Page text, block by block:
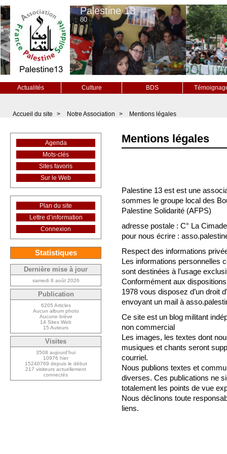
Palestine 13
80
Actualités Culture BDS
Accueil du site > Notre Association > Mentions légales
Mentions légales
Palestine 13 est est une
sommes le groupe local des
Palestine Solidarité (AFPS)
adresse postale : C° La
pour nous écrire :
Respect des informations
Les informations personnelles
sont destinées à l’usage
Conformément aux
1978 vous disposez d’un droit
envoyant un mail à
Ce site est un blog militant
non commercial
Les images, les textes dont
musiques et chants seront
courriel.
Nous publions textes et
diverses. Ces publications ne
totalement les points de vue
Nous déclinons toute
liens.
Agenda
Mots-clés
Sites favoris
Sur le Web
Plan du site
Lettre d’information
Connexion
Statistiques
Dernière mise à jour
samedi 8 août 2026
Publication
6205 Articles
Aucun album photo
Aucune brève
14 Sites Web
15 Auteurs
Visites
3508 aujourd’hui
10976 hier
15240769 depuis le début
217 visiteurs actuellement
connectés